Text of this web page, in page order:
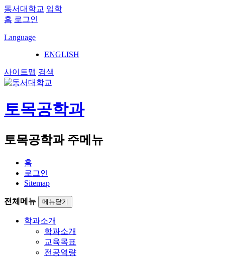
동서대학교 입학
홈 로그인
Language
ENGLISH
사이트맵 검색
토목공학과
토목공학과 주메뉴
홈
로그인
Sitemap
전체메뉴 메뉴닫기
학과소개
학과소개
교육목표
전공역량